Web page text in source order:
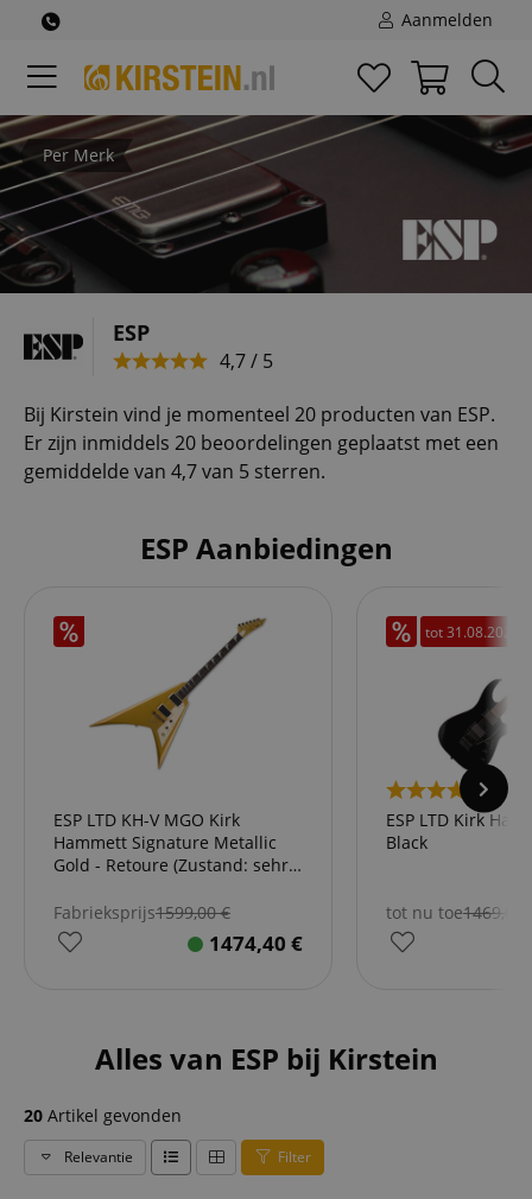
Aanmelden
Per Merk
ESP
4,7 / 5
Bij Kirstein vind je momenteel 20 producten van ESP.
Er zijn inmiddels 20 beoordelingen geplaatst met een
gemiddelde van 4,7 van 5 sterren.
ESP Aanbiedingen
ESP LTD KH-V MGO Kirk
Hammett Signature Metallic
Gold - Retoure (Zustand: sehr
Fabrieksprijs1599,00€
1474,40 €
tot31.08.2026
ESP LTD Kirk
Black
tot nu toe1469,00
Alles van ESP bij Kirstein
20 Artikel gevonden
Relevantie Filter